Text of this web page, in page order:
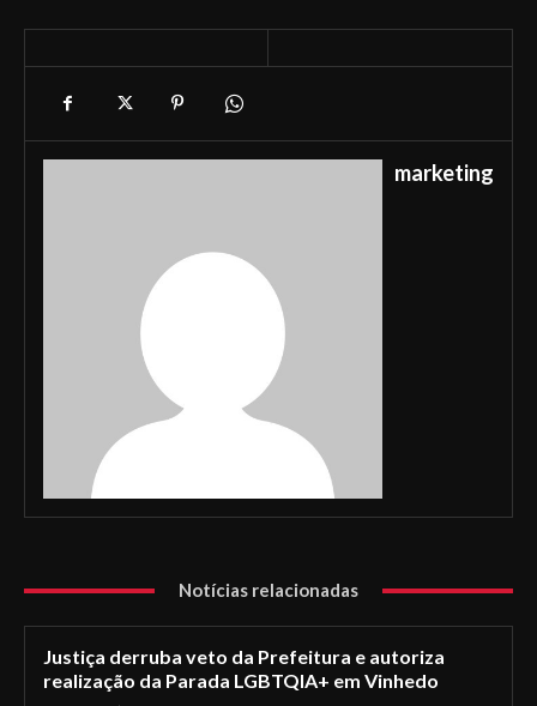
marketing
Notícias relacionadas
Justiça derruba veto da Prefeitura e autoriza
realização da Parada LGBTQIA+ em Vinhedo